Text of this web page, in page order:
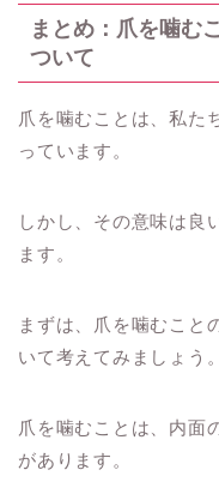
まとめ：爪を噛む
ついて
爪を噛むことは、私た
っています。
しかし、その意味は良
ます。
まずは、爪を噛むこと
いて考えてみましょう。
爪を噛むことは、内面
があります。